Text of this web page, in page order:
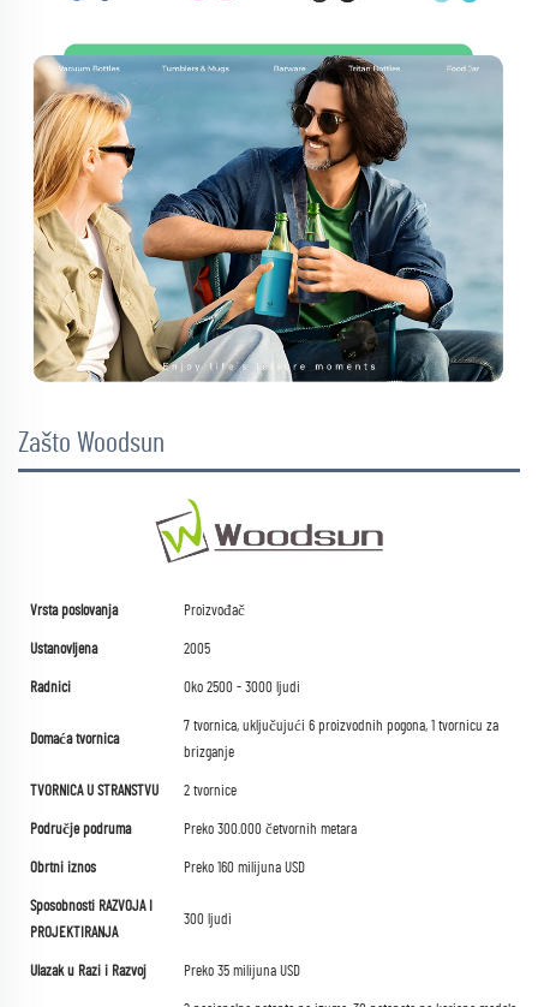
Zašto Woodsun
Vrsta poslovanja Proizvođač
Ustanovljena 2005
Radnici Oko 2500 - 3000 ljudi
Domaća tvornica
7 tvornica, uključujući 6 proizvodnih pogona, 1 tvornicu za
brizganje
TVORNICA U STRANSTVU 2 tvornice
Područje podruma Preko 300.000 četvornih metara
Obrtni iznos Preko 160 milijuna USD
Sposobnosti RAZVOJA I
PROJEKTIRANJA
300 ljudi
Ulazak u Razi i Razvoj Preko 35 milijuna USD